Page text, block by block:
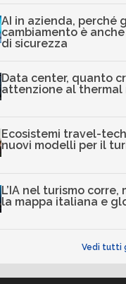
AI in azienda, perché
cambiamento è
di sicurezza
Data center, quanto
attenzione al thermal
Ecosistemi travel-
nuovi modelli per il
L’IA nel turismo
la mappa italiana e
Vedi tutti